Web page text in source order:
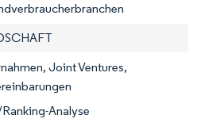
Joint Ventures,
Analyse